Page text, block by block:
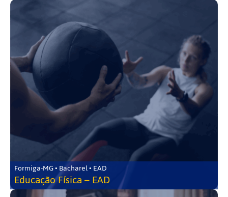
Formiga-MG • Bacharel • EAD
Educação Física – EAD